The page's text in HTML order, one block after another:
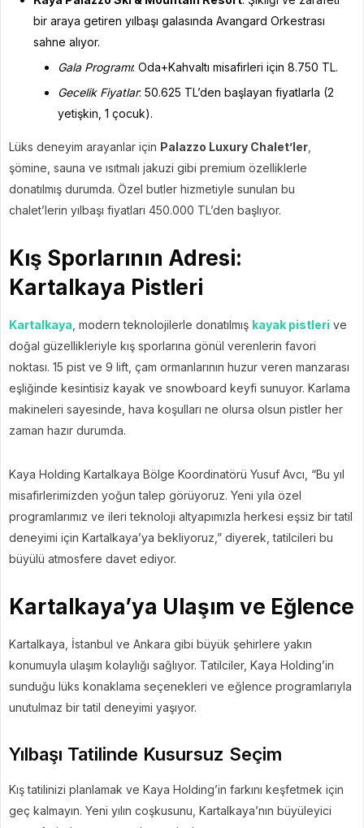
bir araya getiren yılbaşı galasında Avangard Orkestrası
sahne alıyor.
Gala Programı: Oda+Kahvaltı misafirleri için 8.750 TL.
Gecelik Fiyatlar: 50.625 TL’den başlayan fiyatlarla (2
yetişkin, 1 çocuk).
Lüks deneyim arayanlar için Palazzo Luxury Chalet’ler
şömine, sauna ve ısıtmalı jakuzi gibi premium özelliklerle
donatılmış durumda. Özel butler hizmetiyle sunulan bu
chalet’lerin yılbaşı fiyatları 450.000 TL’den başlıyor.
Kış Sporlarının Adresi:
Kartalkaya Pistleri
Kartalkaya , modern teknolojilerle donatılmış kayak pistleri ve
doğal güzellikleriyle kış sporlarına gönül verenlerin favori
noktası. 15 pist ve 9 lift, çam ormanlarının huzur veren manzarası
eşliğinde kesintisiz kayak ve snowboard keyfi sunuyor. Karlama
makineleri sayesinde, hava koşulları ne olursa olsun pistler her
zaman hazır durumda.
Kaya Holding Kartalkaya Bölge Koordinatörü Yusuf Avcı, “Bu yıl
misafirlerimizden yoğun talep görüyoruz. Yeni yıla özel
programlarımız ve ileri teknoloji altyapımızla herkesi eşsiz bir tatil
deneyimi için Kartalkaya’ya bekliyoruz,” diyerek, tatilcileri bu
büyülü atmosfere davet ediyor.
Kartalkaya’ya Ulaşım ve Eğlence
Kartalkaya, İstanbul ve Ankara gibi büyük şehirlere yakın
konumuyla ulaşım kolaylığı sağlıyor. Tatilciler, Kaya Holding’in
sunduğu lüks konaklama seçenekleri ve eğlence programlarıyla
unutulmaz bir tatil deneyimi yaşıyor.
Yılbaşı Tatilinde Kusursuz Seçim
Kış tatilinizi planlamak ve Kaya Holding’in farkını keşfetmek için
geç kalmayın. Yeni yılın coşkusunu, Kartalkaya’nın büyüleyici